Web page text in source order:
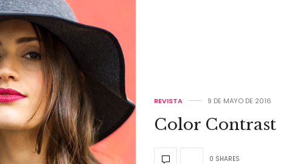
REVISTA 9 DE MAYO DE 2016
Color Contrast
0 SHARES